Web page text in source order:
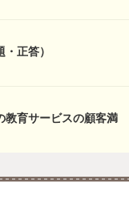
正答）
教育サービスの顧客満